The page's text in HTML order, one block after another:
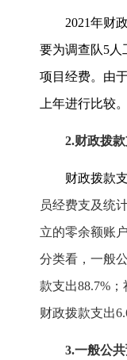
2021年财
要为调查队5人
项目经费。由
上年进行比较。
2.财政拨
财政拨款
员经费支及统
立的零余额账
分类看，一般
款支出88.7%
财政拨款支出
3.一般公